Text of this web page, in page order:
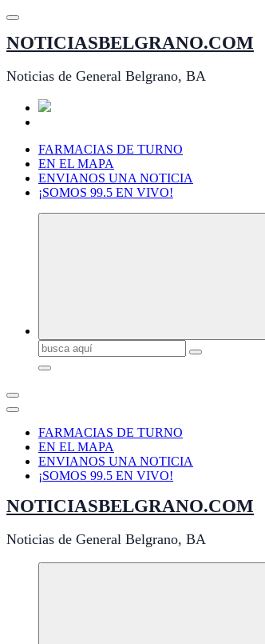
Saltar
contenido
NOTICIASBELGRANO.COM
Noticias de General Belgrano, BA
FARMACIAS DE TURNO
EN EL MAPA
ENVIANOS UNA NOTICIA
¡SOMOS 99.5 EN VIVO!
Buscar:
FARMACIAS DE TURNO
EN EL MAPA
ENVIANOS UNA NOTICIA
¡SOMOS 99.5 EN VIVO!
NOTICIASBELGRANO.COM
Noticias de General Belgrano, BA